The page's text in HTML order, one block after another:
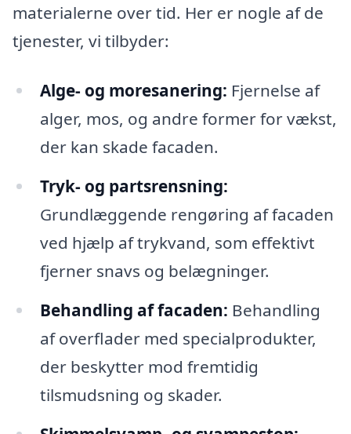
materialerne over tid. Her er nogle af de
tjenester, vi tilbyder:
Alge- og moresanering: Fjernelse af
alger, mos, og andre former for vækst,
der kan skade facaden.
Tryk- og partsrensning:
Grundlæggende rengøring af facaden
ved hjælp af trykvand, som effektivt
fjerner snavs og belægninger.
Behandling af facaden: Behandling
af overflader med specialprodukter,
der beskytter mod fremtidig
tilsmudsning og skader.